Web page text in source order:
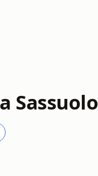
Sassuolo